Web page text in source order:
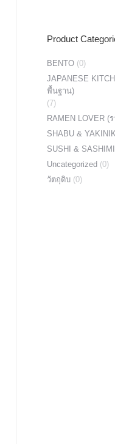
Product
BENTO (0)
JAPANESE
พื้นฐาน)
(7)
RAMEN LOVER (
SHABU &
SUSHI &
Uncategorized (0)
วัตถุดิบ (0)